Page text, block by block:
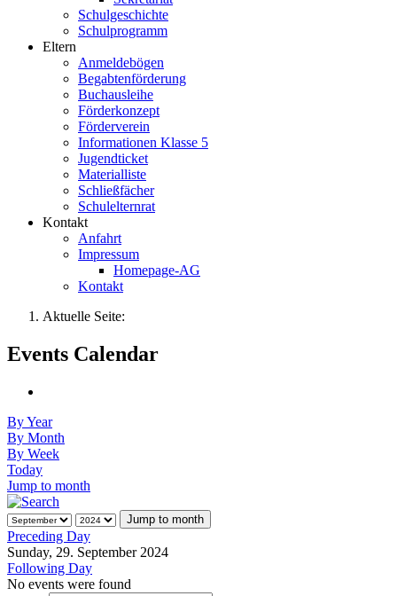
Schulgeschichte
Schulprogramm
Eltern
Anmeldebögen
Begabtenförderung
Buchausleihe
Förderkonzept
Förderverein
Informationen Klasse 5
Jugendticket
Materialliste
Schließfächer
Schulelternrat
Kontakt
Anfahrt
Impressum
Homepage-AG
Kontakt
Aktuelle Seite:
Events Calendar
By Year
By Month
By Week
Today
Jump to month
Jump to month
Preceding Day
Sunday, 29. September 2024
Following Day
No events were found